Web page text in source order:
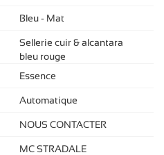
Bleu - Mat
Sellerie cuir & alcantara
bleu rouge
Essence
Automatique
NOUS CONTACTER
MC STRADALE